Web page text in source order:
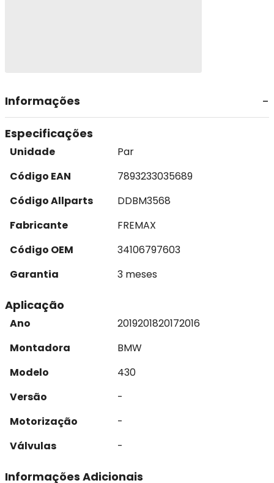
Informações
Especificações
Unidade
Par
Código EAN
7893233035689
Código Allparts
DDBM3568
Fabricante
FREMAX
Código OEM
34106797603
Garantia
3 meses
Aplicação
Ano 2019201820172016
Montadora
BMW
Modelo
430
Versão
-
Motorização
-
Válvulas
-
Informações Adicionais